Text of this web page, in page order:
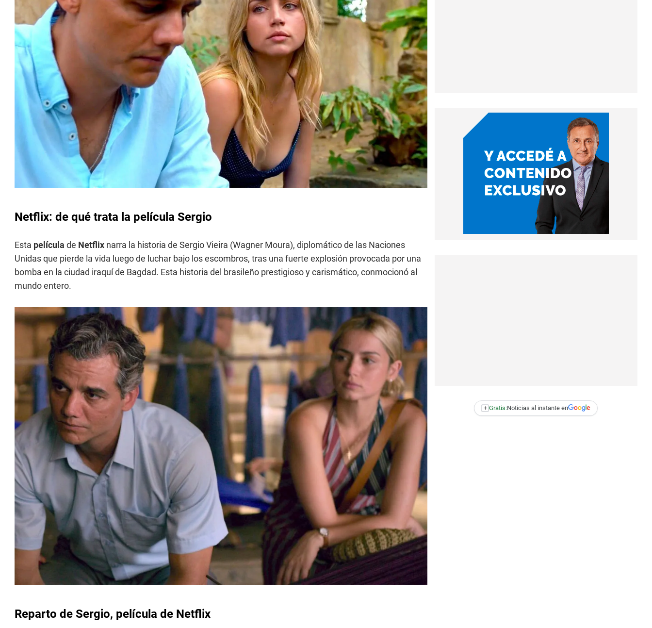
Netflix: de qué trata la película Sergio
Esta película de Netflix narra la historia de Sergio Vieira (Wagner Moura), diplomático de las Naciones
Unidas que pierde la vida luego de luchar bajo los escombros, tras una fuerte explosión provocada por una
bomba en la ciudad iraquí de Bagdad. Esta historia del brasileño prestigioso y carismático, conmocionó al
mundo entero.
Reparto de Sergio, película de Netflix
+ Gratis:Noticias al instante en